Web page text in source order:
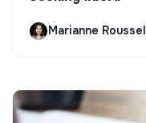
Marianne Roussel